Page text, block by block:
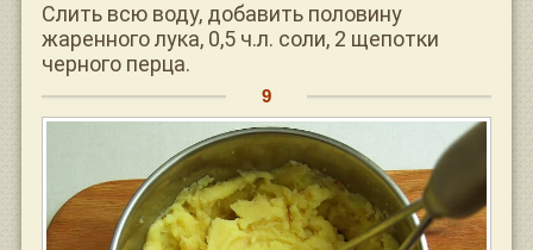
Слить всю воду, добавить половину
жаренного лука, 0,5 ч.л. соли, 2 щепотки
черного перца.